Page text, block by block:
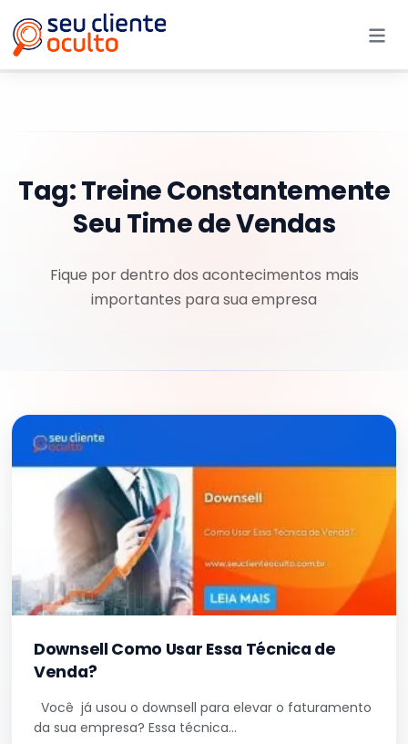
Tag:Treine Constantemente
Seu Time de Vendas
Fique por dentro dos acontecimentos mais
importantes para sua empresa
Downsell Como Usar Essa Técnica de
Venda?
Você já usou o downsell para elevar o faturamento
da sua empresa? Essa técnica…